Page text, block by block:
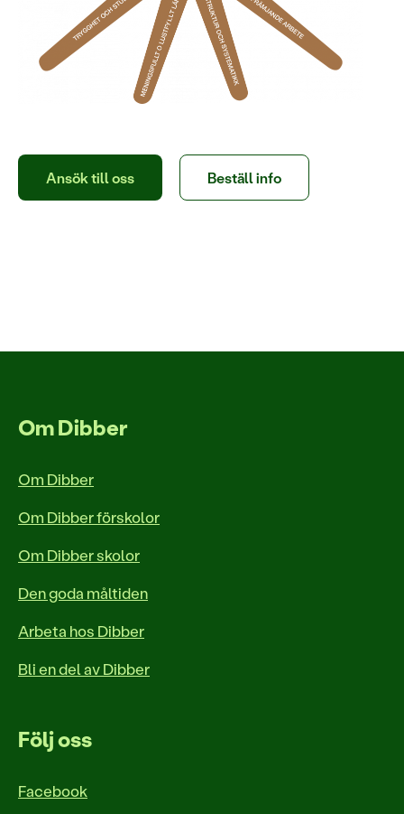
Ansök till oss Beställ info
Om Dibber
Om Dibber
Om Dibber förskolor
Om Dibber skolor
Den goda måltiden
Arbeta hos Dibber
Bli en del av Dibber
Följ oss
Facebook